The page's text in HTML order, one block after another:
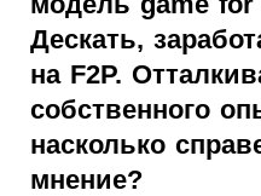
Дескать,
на F2P.
собственного
насколько
мнение?